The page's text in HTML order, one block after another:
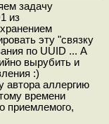
задачу
из
эту "связку
по UUID ... А
вырубить и
:)
автора аллергию
времени
приемлемого,